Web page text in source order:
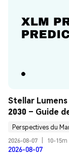
Stellar
2030 – Guide
Perspectives du
2026-08-07
10-15m
2026-08-07